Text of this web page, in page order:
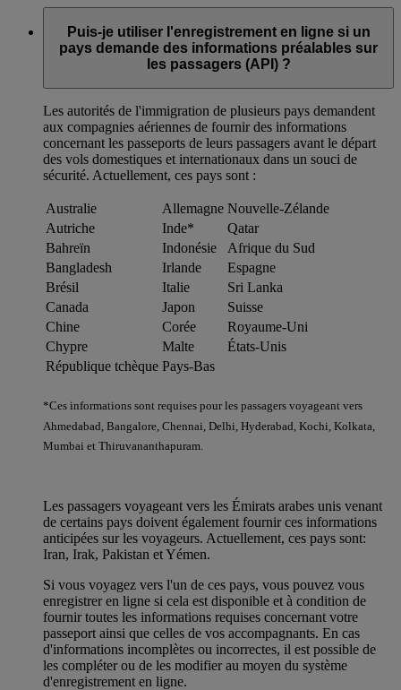
Puis-je utiliser l'enregistrement en ligne si un
pays demande des informations préalables sur
les passagers (API) ?
Les autorités de l'immigration de plusieurs pays demandent
aux compagnies aériennes de fournir des informations
concernant les passeports de leurs passagers avant le départ
des vols domestiques et internationaux dans un souci de
sécurité. Actuellement, ces pays sont :
Australie Allemagne Nouvelle-Zélande
Autriche
Inde*
Qatar
Bahreïn
Indonésie
Afrique du Sud
Bangladesh
Irlande
Espagne
Brésil
Italie
Sri Lanka
Canada
Japon
Suisse
Chine
Corée
Royaume-Uni
Chypre
Malte
États-Unis
République tchèque Pays-Bas
*Ces informations sont requises pour les passagers voyageant vers
Ahmedabad, Bangalore, Chennai, Delhi, Hyderabad, Kochi, Kolkata,
Mumbai et Thiruvananthapuram.
Les passagers voyageant vers les Émirats arabes unis venant
de certains pays doivent également fournir ces informations
anticipées sur les voyageurs. Actuellement, ces pays sont:
Iran, Irak, Pakistan et Yémen.
Si vous voyagez vers l'un de ces pays, vous pouvez vous
enregistrer en ligne si cela est disponible et à condition de
fournir toutes les informations requises concernant votre
passeport ainsi que celles de vos accompagnants. En cas
d'informations incomplètes ou incorrectes, il est possible de
les compléter ou de les modifier au moyen du système
d'enregistrement en ligne.